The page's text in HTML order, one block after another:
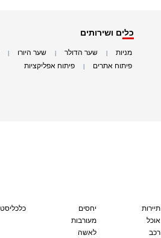
כלים ושירותים
מניות שער הדולר שער היורו
פיתוח אתרים פיתוח אפליקציות
תיירות
אוכל
רכב
יחסים
מעורבות
לאשה
כלכליסט